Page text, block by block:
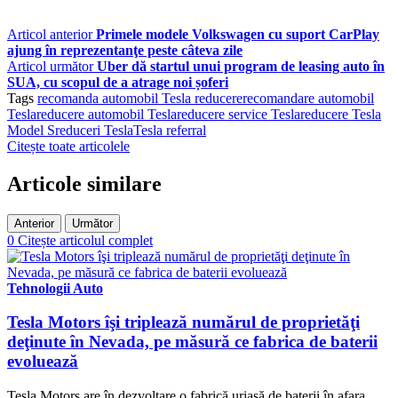
Articol anterior Primele modele Volkswagen cu suport CarPlay
ajung în reprezentanţe peste câteva zile
Articol următor Uber dă startul unui program de leasing auto în
SUA, cu scopul de a atrage noi șoferi
Tags recomanda automobil Tesla reducererecomandare automobil
Teslareducere automobil Teslareducere service Teslareducere Tesla
Model Sreduceri TeslaTesla referral
Citește toate articolele
Articole similare
Anterior Următor
0 Citește articolul complet
Tehnologii Auto
Tesla Motors îşi triplează numărul de proprietăţi
deţinute în Nevada, pe măsură ce fabrica de baterii
evoluează